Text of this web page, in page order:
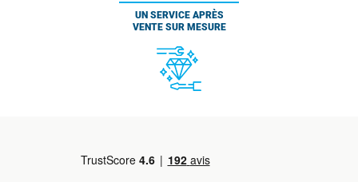
UN SERVICE APRÈS
VENTE SUR MESURE